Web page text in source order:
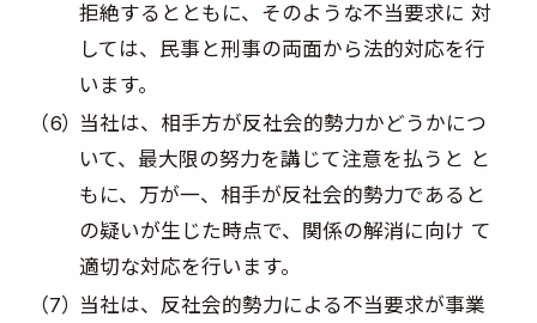
拒絶するとともに、そのような不当要求に 対
しては、民事と刑事の両面から法的対応を行
います。
当社は、相手方が反社会的勢力かどうかにつ
いて、最大限の努力を講じて注意を払うと と
もに、万が一、相手が反社会的勢力であると
の疑いが生じた時点で、関係の解消に向け て
適切な対応を行います。
当社は、反社会的勢力による不当要求が事業